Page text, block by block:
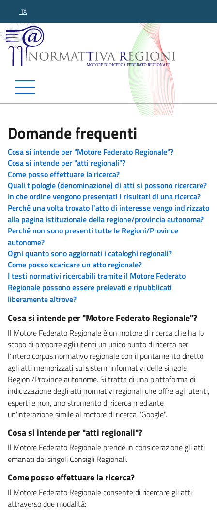
ITA
Normattiva Regioni -
Domande frequenti
Cosa si intende per "Motore Federato Regionale"?
Cosa si intende per "atti regionali"?
Come posso effettuare la ricerca?
Quali tipologie (denominazione) di atti si possono ricercare?
In che ordine vengono presentati i risultati di una ricerca?
Perché una volta trovato l'atto di interesse vengo indirizzato
alla pagina istituzionale della regione/provincia autonoma?
Perché non sono presenti tutte le Regioni/Province
autonome?
Ogni quanto sono aggiornati i cataloghi regionali?
Come posso scaricare un atto regionale?
I testi normativi ricercabili tramite il Motore Federato
Regionale possono essere prelevati e ripubblicati
liberamente altrove?
Cosa si intende per "Motore Federato Regionale"?
Il Motore Federato Regionale è un motore di ricerca che ha lo
scopo di proporre agli utenti un unico punto di ricerca per
l'intero corpus normativo regionale con il puntamento diretto
agli atti memorizzati sui sistemi informativi delle singole
Regioni/Province autonome. Si tratta di una piattaforma di
indicizzazione degli atti normativi regionali che offre agli utenti,
esperti e non, uno strumento di ricerca mediante
un'interazione simile al motore di ricerca "Google".
Cosa si intende per "atti regionali"?
Il Motore Federato Regionale prende in considerazione gli atti
emanati dai singoli Consigli Regionali.
Come posso effettuare la ricerca?
Il Motore Federato Regionale consente di ricercare gli atti
attraverso due modalità: